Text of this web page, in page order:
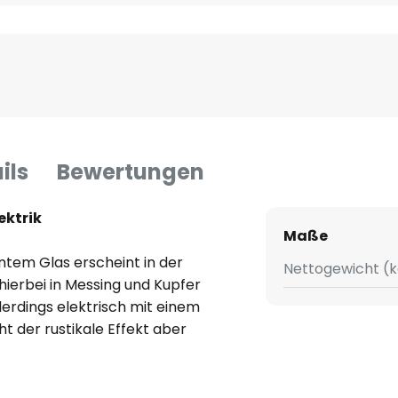
Bewertungen
Glas erscheint in der
in Messing und Kupfer
elektrisch mit einem
der rustikale Effekt aber
Maße
Nettogewicht